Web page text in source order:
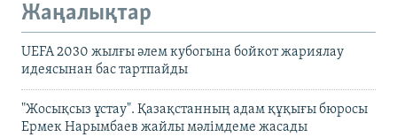
Жаңалықтар
UEFA 2030 жылғы әлем кубогына бойкот жариялау
идеясынан бас тартпайды
"Жосықсыз ұстау". Қазақстанның адам құқығы бюросы
Ермек Нарымбаев жайлы мәлімдеме жасады